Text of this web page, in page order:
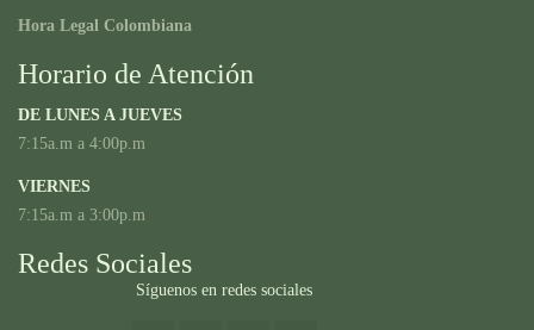
Hora Legal Colombiana
Horario de Atención
DE LUNES A JUEVES
7:15a.m a 4:00p.m
VIERNES
7:15a.m a 3:00p.m
Redes Sociales
Síguenos en redes sociales